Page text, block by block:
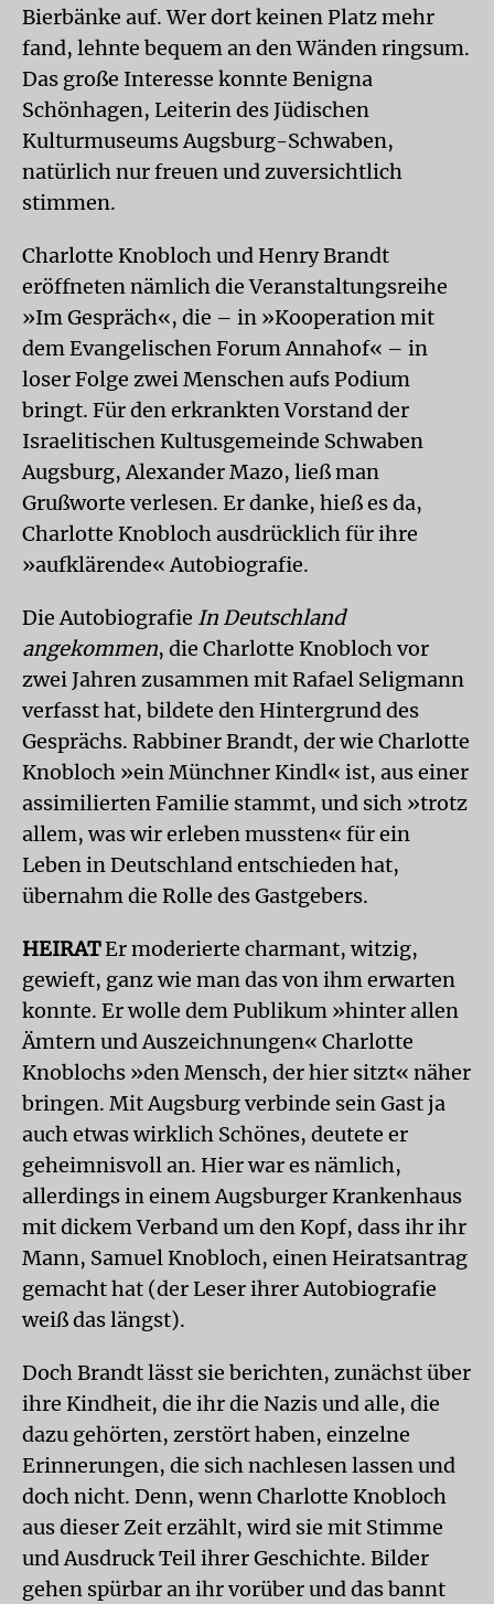
Bierbänke auf. Wer dort keinen Platz mehr
fand, lehnte bequem an den Wänden ringsum.
Das große Interesse konnte Benigna
Schönhagen, Leiterin des Jüdischen
Kulturmuseums Augsburg-Schwaben,
natürlich nur freuen und zuversichtlich
stimmen.
Charlotte Knobloch und Henry Brandt
eröffneten nämlich die Veranstaltungsreihe
»Im Gespräch«, die – in »Kooperation mit
dem Evangelischen Forum Annahof« – in
loser Folge zwei Menschen aufs Podium
bringt. Für den erkrankten Vorstand der
Israelitischen Kultusgemeinde Schwaben
Augsburg, Alexander Mazo, ließ man
Grußworte verlesen. Er danke, hieß es da,
Charlotte Knobloch ausdrücklich für ihre
»aufklärende« Autobiografie.
Die Autobiografie In Deutschland
angekommen, die Charlotte Knobloch vor
zwei Jahren zusammen mit Rafael Seligmann
verfasst hat, bildete den Hintergrund des
Gesprächs. Rabbiner Brandt, der wie Charlotte
Knobloch »ein Münchner Kindl« ist, aus einer
assimilierten Familie stammt, und sich »trotz
allem, was wir erleben mussten« für ein
Leben in Deutschland entschieden hat,
übernahm die Rolle des Gastgebers.
HEIRATEr moderierte charmant, witzig,
gewieft, ganz wie man das von ihm erwarten
konnte. Er wolle dem Publikum »hinter allen
Ämtern und Auszeichnungen« Charlotte
Knoblochs »den Mensch, der hier sitzt« näher
bringen. Mit Augsburg verbinde sein Gast ja
auch etwas wirklich Schönes, deutete er
geheimnisvoll an. Hier war es nämlich,
allerdings in einem Augsburger Krankenhaus
mit dickem Verband um den Kopf, dass ihr ihr
Mann, Samuel Knobloch, einen Heiratsantrag
gemacht hat (der Leser ihrer Autobiografie
weiß das längst).
Doch Brandt lässt sie berichten, zunächst über
ihre Kindheit, die ihr die Nazis und alle, die
dazu gehörten, zerstört haben, einzelne
Erinnerungen, die sich nachlesen lassen und
doch nicht. Denn, wenn Charlotte Knobloch
aus dieser Zeit erzählt, wird sie mit Stimme
und Ausdruck Teil ihrer Geschichte. Bilder
gehen spürbar an ihr vorüber und das bannt